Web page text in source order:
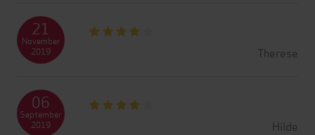
Therese
21
November
2019
Hilde
06
September
2019